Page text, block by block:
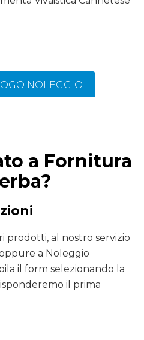
NOLEGGIO
a Fornitura
prodotti, al nostro servizio
a Noleggio
il form selezionando la
il prima